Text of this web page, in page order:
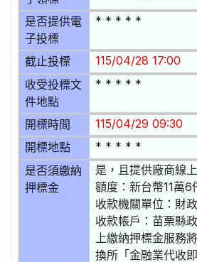
是否提供電
子投標
* * * * *
截止投標 115/04/28 17:00
收受投標文
件地點
* * * * *
開標時間 115/04/29 09:30
開標地點 * * * * *
是否須繳納
押標金
是，且提供廠商線
額度：新台幣11萬
收款機關單位：財
收款帳戶：苗栗縣
上繳納押標金服務
換所「金融業代收